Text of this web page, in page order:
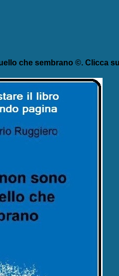
che sembrano ©. Clicca